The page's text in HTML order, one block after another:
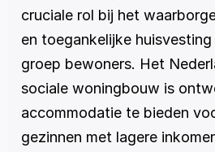
cruciale rol bij het
en toegankelijke
groep bewoners. Het
sociale woningbouw is
accommodatie te bieden
gezinnen met lagere